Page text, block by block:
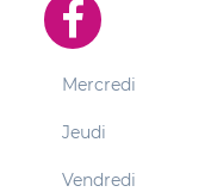
Mercredi
Jeudi
Vendredi